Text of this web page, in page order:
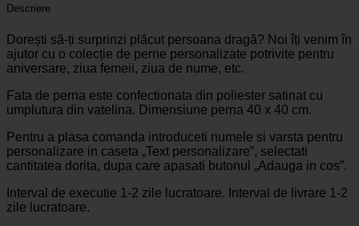
Descriere
Dorești să-ți surprinzi plăcut persoana dragă? Noi îți venim în
ajutor cu o colecție de perne personalizate potrivite pentru
aniversare, ziua femeii, ziua de nume, etc.
Fata de perna este confectionata din poliester satinat cu
umplutura din vatelina. Dimensiune perna 40 x 40 cm.
Pentru a plasa comanda introduceti numele si varsta pentru
personalizare in caseta „Text personalizare”, selectati
cantitatea dorita, dupa care apasati butonul „Adauga in cos”.
Interval de executie 1-2 zile lucratoare. Interval de livrare 1-2
zile lucratoare.